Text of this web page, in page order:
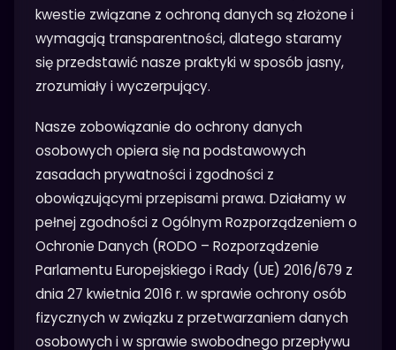
kwestie związane z ochroną danych są złożone i
wymagają transparentności, dlatego staramy
się przedstawić nasze praktyki w sposób jasny,
zrozumiały i wyczerpujący.
Nasze zobowiązanie do ochrony danych
osobowych opiera się na podstawowych
zasadach prywatności i zgodności z
obowiązującymi przepisami prawa. Działamy w
pełnej zgodności z Ogólnym Rozporządzeniem o
Ochronie Danych (RODO – Rozporządzenie
Parlamentu Europejskiego i Rady (UE) 2016/679 z
dnia 27 kwietnia 2016 r. w sprawie ochrony osób
fizycznych w związku z przetwarzaniem danych
osobowych i w sprawie swobodnego przepływu